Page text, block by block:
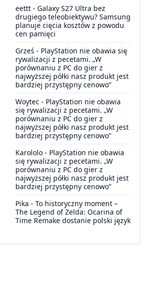
eettt - Galaxy S27 Ultra bez
drugiego teleobiektywu? Samsung
planuje cięcia kosztów z powodu
cen pamięci
Grześ - PlayStation nie obawia się
rywalizacji z pecetami. „W
porównaniu z PC do gier z
najwyższej półki nasz produkt jest
bardziej przystępny cenowo”
Woytec - PlayStation nie obawia
się rywalizacji z pecetami. „W
porównaniu z PC do gier z
najwyższej półki nasz produkt jest
bardziej przystępny cenowo”
Karololo - PlayStation nie obawia
się rywalizacji z pecetami. „W
porównaniu z PC do gier z
najwyższej półki nasz produkt jest
bardziej przystępny cenowo”
Pika - To historyczny moment –
The Legend of Zelda: Ocarina of
Time Remake dostanie polski język